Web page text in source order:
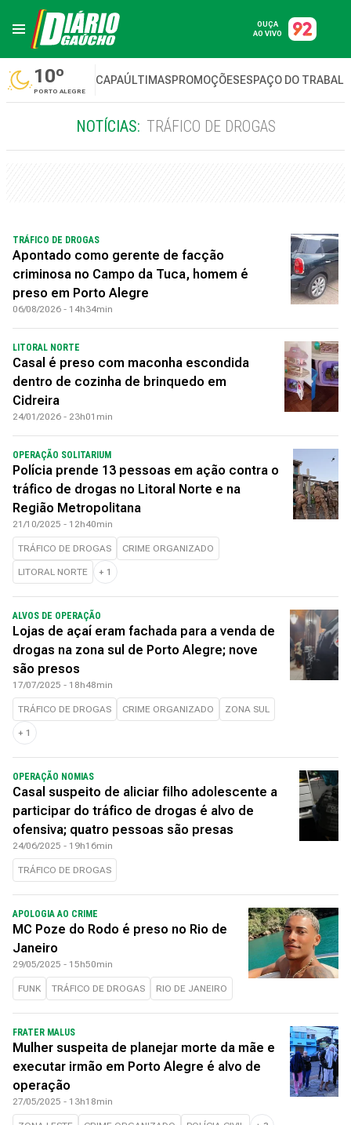
OUÇA
AO VIVO
10º
PORTO ALEGRE
CAPAÚLTIMASPROMOÇÕESESPAÇO DO
NOTÍCIAS: TRÁFICO DE DROGAS
TRÁFICO DE DROGAS
Apontado como gerente de facção
criminosa no Campo da Tuca, homem é
preso em Porto Alegre
06/08/2026 - 14h34min
LITORAL NORTE
Casal é preso com maconha escondida
dentro de cozinha de brinquedo em
Cidreira
24/01/2026 - 23h01min
OPERAÇÃO SOLITARIUM
Polícia prende 13 pessoas em ação contra o
tráfico de drogas no Litoral Norte e na
Região Metropolitana
21/10/2025 - 12h40min
TRÁFICO DE DROGAS CRIME ORGANIZADO
LITORAL NORTE + 1
ALVOS DE OPERAÇÃO
Lojas de açaí eram fachada para a venda de
drogas na zona sul de Porto Alegre; nove
são presos
17/07/2025 - 18h48min
TRÁFICO DE DROGAS CRIME ORGANIZADO ZONA SUL
+ 1
OPERAÇÃO NOMIAS
Casal suspeito de aliciar filho adolescente a
participar do tráfico de drogas é alvo de
ofensiva; quatro pessoas são presas
24/06/2025 - 19h16min
TRÁFICO DE DROGAS
APOLOGIA AO CRIME
MC Poze do Rodo é preso no Rio de
Janeiro
29/05/2025 - 15h50min
FUNK TRÁFICO DE DROGAS RIO DE JANEIRO
FRATER MALUS
Mulher suspeita de planejar morte da mãe e
executar irmão em Porto Alegre é alvo de
operação
27/05/2025 - 13h18min